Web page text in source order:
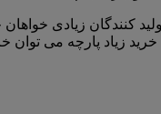
کنندگان زیادی خواهان
خرید زیاد پارچه می توان